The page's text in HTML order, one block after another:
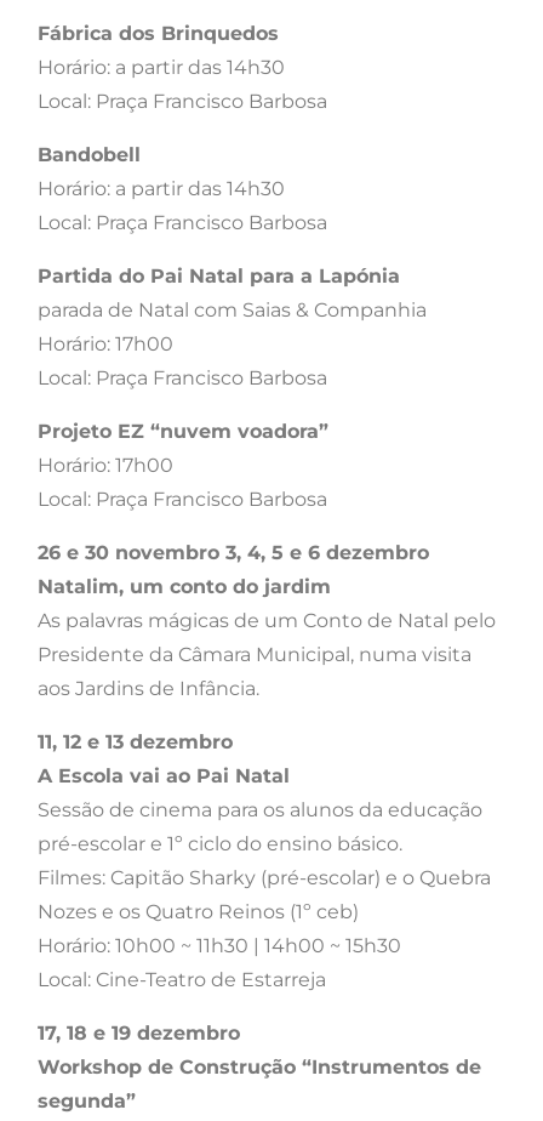
Fábrica dos Brinquedos
Horário: a partir das 14h30
Local: Praça Francisco Barbosa
Bandobell
Horário: a partir das 14h30
Local: Praça Francisco Barbosa
Partida do Pai Natal para a Lapónia
parada de Natal com Saias & Companhia
Horário: 17h00
Local: Praça Francisco Barbosa
Projeto EZ “nuvem voadora”
Horário: 17h00
Local: Praça Francisco Barbosa
26 e 30 novembro 3, 4, 5 e 6 dezembro
Natalim, um conto do jardim
As palavras mágicas de um Conto de Natal pelo
Presidente da Câmara Municipal, numa visita
aos Jardins de Infância.
11, 12 e 13 dezembro
A Escola vai ao Pai Natal
Sessão de cinema para os alunos da educação
pré-escolar e 1º ciclo do ensino básico.
Filmes: Capitão Sharky (pré-escolar) e o Quebra
Nozes e os Quatro Reinos (1º ceb)
Horário: 10h00 ~ 11h30 | 14h00 ~ 15h30
Local: Cine-Teatro de Estarreja
17, 18 e 19 dezembro
Workshop de Construção “Instrumentos de
segunda”